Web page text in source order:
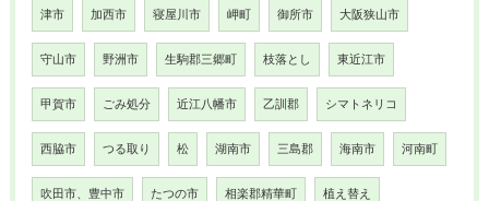
津市 加西市 寝屋川市 岬町 御所市 大阪狭山市
守山市 野洲市 生駒郡三郷町 枝落とし 東近江市
甲賀市 ごみ処分 近江八幡市 乙訓郡 シマトネリコ
西脇市 つる取り 松 湖南市 三島郡 海南市 河南町
吹田市、豊中市 たつの市 相楽郡精華町 植え替え